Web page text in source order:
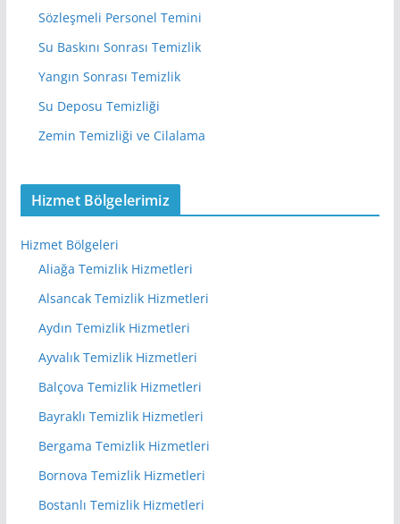
Sözleşmeli Personel Temini
Su Baskını Sonrası Temizlik
Yangın Sonrası Temizlik
Su Deposu Temizliği
Zemin Temizliği ve Cilalama
Hizmet Bölgelerimiz
Hizmet Bölgeleri
Aliağa Temizlik Hizmetleri
Alsancak Temizlik Hizmetleri
Aydın Temizlik Hizmetleri
Ayvalık Temizlik Hizmetleri
Balçova Temizlik Hizmetleri
Bayraklı Temizlik Hizmetleri
Bergama Temizlik Hizmetleri
Bornova Temizlik Hizmetleri
Bostanlı Temizlik Hizmetleri